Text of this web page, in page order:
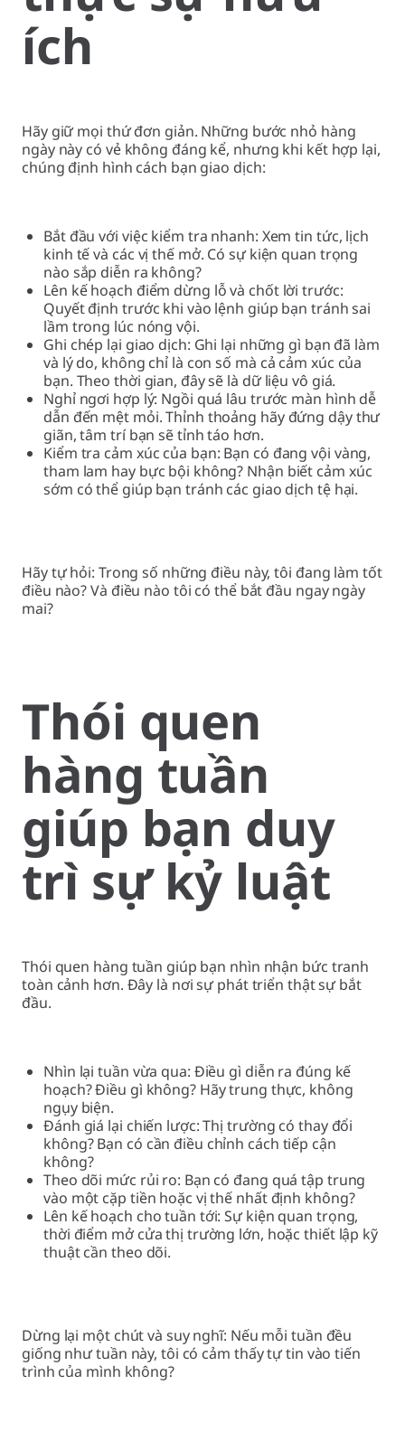
ích
Hãy giữ mọi thứ đơn giản. Những bước nhỏ hàng
ngày này có vẻ không đáng kể, nhưng khi kết hợp lại,
chúng định hình cách bạn giao dịch:
Bắt đầu với việc kiểm tra nhanh: Xem tin tức, lịch
kinh tế và các vị thế mở. Có sự kiện quan trọng
nào sắp diễn ra không?
Lên kế hoạch điểm dừng lỗ và chốt lời trước:
Quyết định trước khi vào lệnh giúp bạn tránh sai
lầm trong lúc nóng vội.
Ghi chép lại giao dịch: Ghi lại những gì bạn đã làm
và lý do, không chỉ là con số mà cả cảm xúc của
bạn. Theo thời gian, đây sẽ là dữ liệu vô giá.
Nghỉ ngơi hợp lý: Ngồi quá lâu trước màn hình dễ
dẫn đến mệt mỏi. Thỉnh thoảng hãy đứng dậy thư
giãn, tâm trí bạn sẽ tỉnh táo hơn.
Kiểm tra cảm xúc của bạn: Bạn có đang vội vàng,
tham lam hay bực bội không? Nhận biết cảm xúc
sớm có thể giúp bạn tránh các giao dịch tệ hại.
Hãy tự hỏi: Trong số những điều này, tôi đang làm tốt
điều nào? Và điều nào tôi có thể bắt đầu ngay ngày
mai?
Thói quen
hàng tuần
giúp bạn duy
trì sự kỷ luật
Thói quen hàng tuần giúp bạn nhìn nhận bức tranh
toàn cảnh hơn. Đây là nơi sự phát triển thật sự bắt
đầu.
Nhìn lại tuần vừa qua: Điều gì diễn ra đúng kế
hoạch? Điều gì không? Hãy trung thực, không
ngụy biện.
Đánh giá lại chiến lược: Thị trường có thay đổi
không? Bạn có cần điều chỉnh cách tiếp cận
không?
Theo dõi mức rủi ro: Bạn có đang quá tập trung
vào một cặp tiền hoặc vị thế nhất định không?
Lên kế hoạch cho tuần tới: Sự kiện quan trọng,
thời điểm mở cửa thị trường lớn, hoặc thiết lập kỹ
thuật cần theo dõi.
Dừng lại một chút và suy nghĩ: Nếu mỗi tuần đều
giống như tuần này, tôi có cảm thấy tự tin vào tiến
trình của mình không?